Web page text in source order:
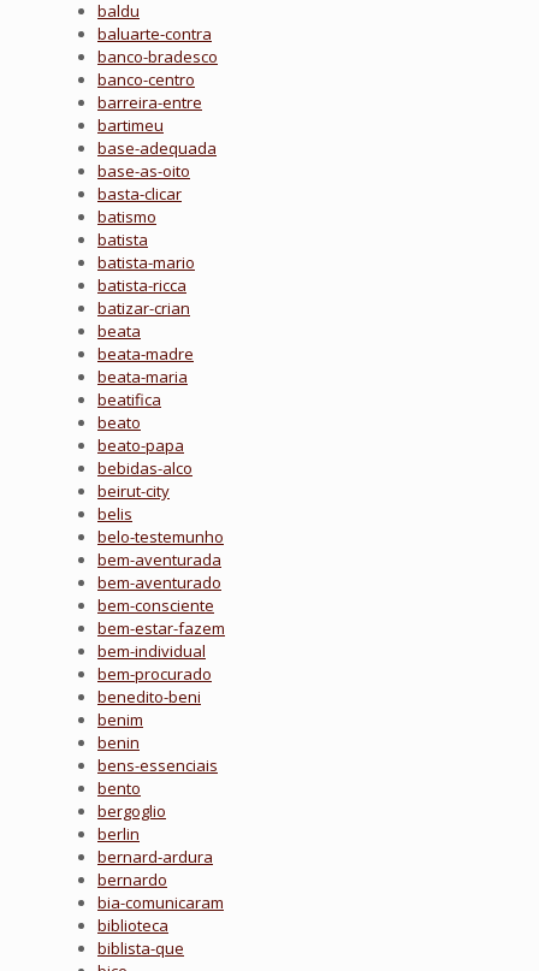
baldu
baluarte-contra
banco-bradesco
banco-centro
barreira-entre
bartimeu
base-adequada
base-as-oito
basta-clicar
batismo
batista
batista-mario
batista-ricca
batizar-crian
beata
beata-madre
beata-maria
beatifica
beato
beato-papa
bebidas-alco
beirut-city
belis
belo-testemunho
bem-aventurada
bem-aventurado
bem-consciente
bem-estar-fazem
bem-individual
bem-procurado
benedito-beni
benim
benin
bens-essenciais
bento
bergoglio
berlin
bernard-ardura
bernardo
bia-comunicaram
biblioteca
biblista-que